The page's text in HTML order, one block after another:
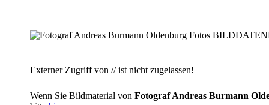
Externer Zugriff von // ist nicht zugelassen!
Wenn Sie Bildmaterial von Fotograf Andreas Burmann